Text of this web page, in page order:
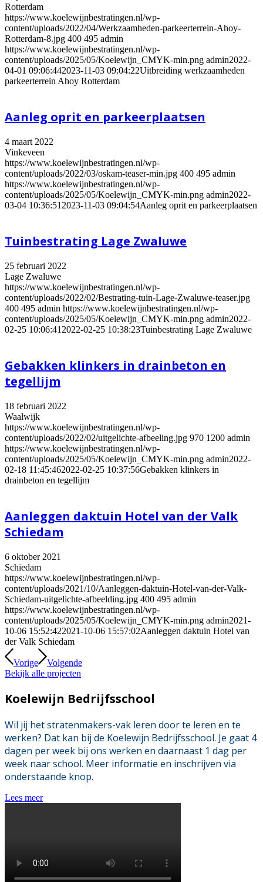
Rotterdam
https://www.koelewijnbestratingen.nl/wp-
content/uploads/2022/04/Werkzaamheden-parkeerterrein-Ahoy-
Rotterdam-8.jpg 400 495 admin
https://www.koelewijnbestratingen.nl/wp-
content/uploads/2025/05/Koelewijn_CMYK-min.png admin2022-
04-01 09:06:442023-11-03 09:04:22Uitbreiding werkzaamheden
parkeerterrein Ahoy Rotterdam
Aanleg oprit en parkeerplaatsen
4 maart 2022
Vinkeveen
https://www.koelewijnbestratingen.nl/wp-
content/uploads/2022/03/oskam-teaser-min.jpg 400 495 admin
https://www.koelewijnbestratingen.nl/wp-
content/uploads/2025/05/Koelewijn_CMYK-min.png admin2022-
03-04 10:36:51 2023-11-03 09:04:54Aanleg oprit en parkeerplaatsen
Tuinbestrating Lage Zwaluwe
25 februari 2022
Lage Zwaluwe
https://www.koelewijnbestratingen.nl/wp-
content/uploads/2022/02/Bestrating-tuin-Lage-Zwaluwe-teaser.jpg
400 495 admin https://www.koelewijnbestratingen.nl/wp-
content/uploads/2025/05/Koelewijn_CMYK-min.png admin2022-
02-25 10:06:41 2022-02-25 10:38:23Tuinbestrating Lage Zwaluwe
Gebakken klinkers in drainbeton en
tegellijm
18 februari 2022
Waalwijk
https://www.koelewijnbestratingen.nl/wp-
content/uploads/2022/02/uitgelichte-afbeeling.jpg 970 1200 admin
https://www.koelewijnbestratingen.nl/wp-
content/uploads/2025/05/Koelewijn_CMYK-min.png admin2022-
02-18 11:45:462022-02-25 10:37:56Gebakken klinkers in
drainbeton en tegellijm
Aanleggen daktuin Hotel van der Valk
Schiedam
6 oktober 2021
Schiedam
https://www.koelewijnbestratingen.nl/wp-
content/uploads/2021/10/Aanleggen-daktuin-Hotel-van-der-Valk-
Schiedam-uitgelichte-afbeelding.jpg 400 495 admin
https://www.koelewijnbestratingen.nl/wp-
content/uploads/2025/05/Koelewijn_CMYK-min.png admin2021-
10-06 15:52:422021-10-06 15:57:02Aanleggen daktuin Hotel van
der Valk Schiedam
Vorige
Volgende
Bekijk alle projecten
Koelewijn Bedrijfsschool
Wil jij het stratenmakers-vak leren door te leren en te
werken? Dat kan bij de Koelewijn Bedrijfsschool. Je gaat 4
dagen per week bij ons werken en daarnaast 1 dag per
week naar school. Meer informatie en inschrijven via
onderstaande knop.
Lees meer